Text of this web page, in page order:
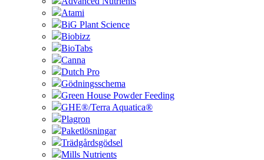
Atami
BiG Plant Science
Biobizz
BioTabs
Canna
Dutch Pro
Gödningsschema
Green House Powder Feeding
GHE®/Terra Aquatica®
Plagron
Paketlösningar
Trädgårdsgödsel
Mills Nutrients